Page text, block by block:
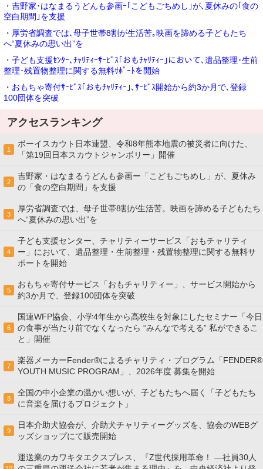
・吉野家･はなまるうどんも参画ｰ｢こどもごちめし｣が､夏休みの｢食の
空白期間｣を支援
・厚労省調査では､母子世帯8割が生活苦｡映画を諦める子どもたち
へ“夏休みの思い出”を
・子ども支援ｾﾝﾀｰ､ﾁｬﾘﾃｨｰｻｰﾋﾞｽ｢おもﾁｬﾘﾃｨｰ｣において､遺品整理･生前
整理･残置物整理に関する無料ｻﾎﾟｰﾄを開始
・おもちゃ寄付ｻｰﾋﾞｽ｢おもﾁｬﾘﾃｨｰ｣､ｻｰﾋﾞｽ開始から約3か月で､登録
100団体を突破
アクセスランキング
1
ボーイスカウト日本連盟、令和8年熊本地震の被災者に向けた、
「第19回日本スカウトジャンボリー」開催
2
吉野家・はなまるうどんも参画ー「こどもごちめし」が、夏休み
の「食の空白期間」を支援
3
厚労省調査では、母子世帯8割が生活苦。映画を諦める子どもたち
へ“夏休みの思い出”を
4
子ども支援センター、チャリティーサービス「おもチャリティ
ー」において、遺品整理・生前整理・残置物整理に関する無料サ
ポートを開始
5
おもちゃ寄付サービス「おもチャリティー」、サービス開始から
約3か月で、登録100団体を突破
6
国連WFP協会、小学4年生から高校生を対象にしたセミナー「今日
の食事が当たり前でなくなったら “みんなで考える” 私ができるこ
と」開催
7
楽器メーカーFender®によるチャリティ・プログラム「FENDER®︎
YOUTH MUSIC PROGRAM」、2026年度 募集を開始
8
全国の中小企業の温かい想いが、子どもたちへ届く「子どもたち
に音楽を届けるプロジェクト」
9
日本介助犬協会が、介助犬チャリティーグッズを、協会のWEBグ
ッズショップにて販売開始
運送業のカワキタエクスプレス、『Z世代採用革命！ ―社員30人